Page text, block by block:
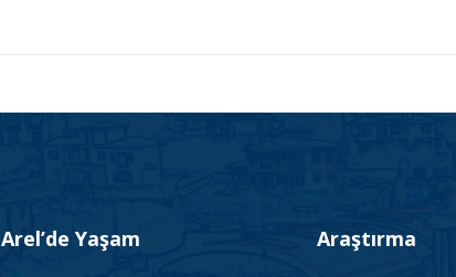
Arel’de Yaşam Araştırma